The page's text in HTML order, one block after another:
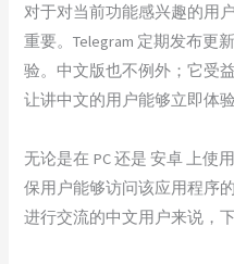
对于对当前功能感兴趣的用
重要。Telegram 定期发布更
验。中文版也不例外；它受
让讲中文的用户能够立即体
无论是在 PC 还是 安卓 上使
保用户能够访问该应用程序
进行交流的中文用户来说，